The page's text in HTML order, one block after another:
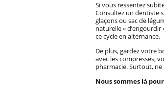
Si vous ressentez
Consultez un dentiste
glaçons ou sac de
naturelle «
ce cycle en alternance.
De plus, gardez votre
avec les compresses,
pharmacie. Surtout,
Nous sommes là